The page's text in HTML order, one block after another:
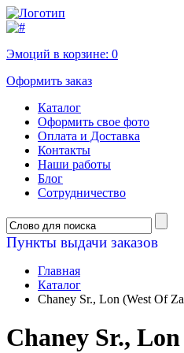
Эмоций в корзине: 0
Оформить заказ
Каталог
Оформить свое фото
Оплата и Доставка
Контакты
Наши работы
Блог
Сотрудничество
Пункты выдачи заказов
Главная
Каталог
Chaney Sr., Lon (West Of
Chaney Sr.,